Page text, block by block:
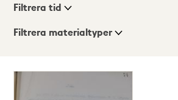
Visningsläge
Filtrera tid
Filtrera materialtyper
träffar